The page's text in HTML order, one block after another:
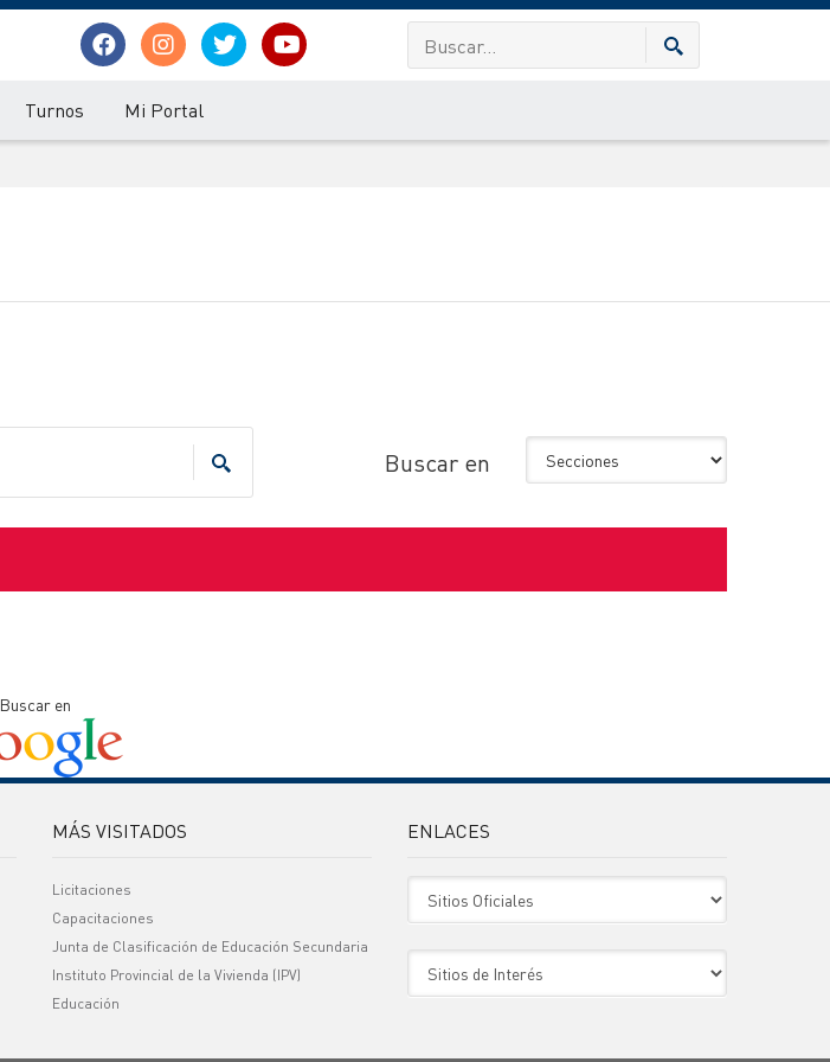
Turnos Mi Portal
Buscar en
Buscar en
MÁS VISITADOS
Licitaciones
Capacitaciones
Junta de Clasificación de Educación Secundaria
Instituto Provincial de la Vivienda (IPV)
Educación
ENLACES